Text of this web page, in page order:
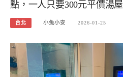
點，一人只要300元平價湯屋
台北 小兔小安 2026-01-25